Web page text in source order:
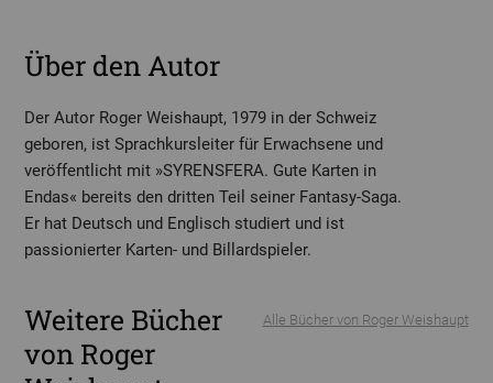
Über den Autor
Der Autor Roger Weishaupt, 1979 in der Schweiz
geboren, ist Sprachkursleiter für Erwachsene und
veröffentlicht mit »SYRENSFERA. Gute Karten in
Endas« bereits den dritten Teil seiner Fantasy-Saga.
Er hat Deutsch und Englisch studiert und ist
passionierter Karten- und Billardspieler.
Alle Bücher von Roger Weishaupt
Weitere Bücher
von Roger